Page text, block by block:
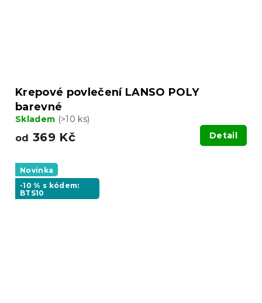
Krepové povlečení LANSO POLY
barevné
Skladem (>10 ks)
od 369 Kč Detail
Novinka
-10 % s kódem:
BTS10